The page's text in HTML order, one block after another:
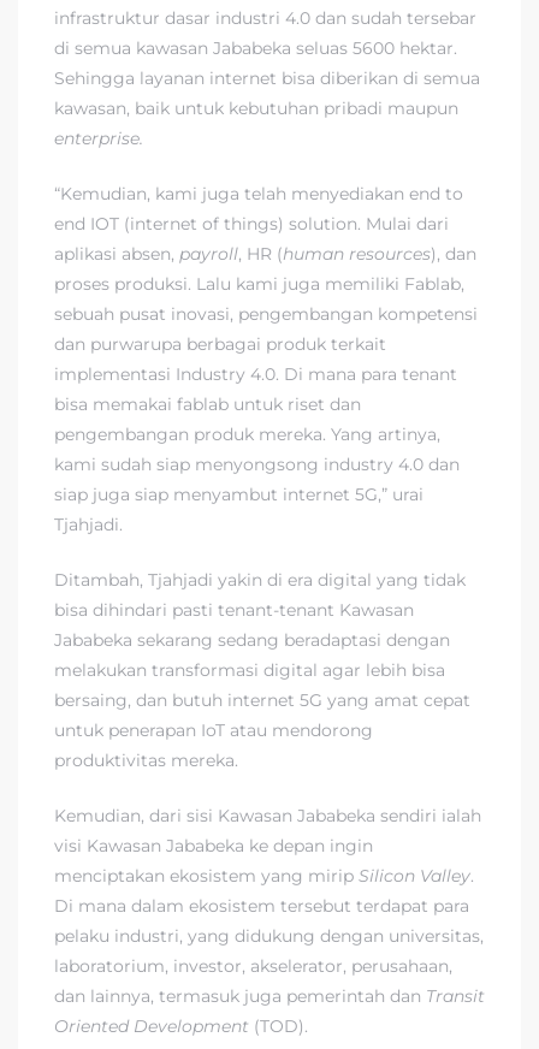
infrastruktur dasar industri 4.0 dan sudah tersebar
di semua kawasan Jababeka seluas 5600 hektar.
Sehingga layanan internet bisa diberikan di semua
kawasan, baik untuk kebutuhan pribadi maupun
enterprise.
“Kemudian, kami juga telah menyediakan end to
end IOT (internet of things) solution. Mulai dari
aplikasi absen, payroll, HR (human resources), dan
proses produksi. Lalu kami juga memiliki Fablab,
sebuah pusat inovasi, pengembangan kompetensi
dan purwarupa berbagai produk terkait
implementasi Industry 4.0. Di mana para tenant
bisa memakai fablab untuk riset dan
pengembangan produk mereka. Yang artinya,
kami sudah siap menyongsong industry 4.0 dan
siap juga siap menyambut internet 5G,” urai
Tjahjadi.
Ditambah, Tjahjadi yakin di era digital yang tidak
bisa dihindari pasti tenant-tenant Kawasan
Jababeka sekarang sedang beradaptasi dengan
melakukan transformasi digital agar lebih bisa
bersaing, dan butuh internet 5G yang amat cepat
untuk penerapan IoT atau mendorong
produktivitas mereka.
Kemudian, dari sisi Kawasan Jababeka sendiri ialah
visi Kawasan Jababeka ke depan ingin
menciptakan ekosistem yang mirip Silicon Valley.
Di mana dalam ekosistem tersebut terdapat para
pelaku industri, yang didukung dengan universitas,
laboratorium, investor, akselerator, perusahaan,
dan lainnya, termasuk juga pemerintah dan Transit
Oriented Development (TOD).